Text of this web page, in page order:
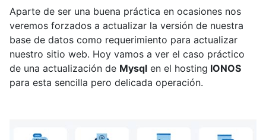
Aparte de ser una buena práctica en ocasiones nos
veremos forzados a actualizar la versión de nuestra
base de datos como requerimiento para actualizar
nuestro sitio web. Hoy vamos a ver el caso práctico
de una actualización de Mysql en el hosting IONOS
para esta sencilla pero delicada operación.